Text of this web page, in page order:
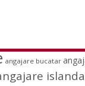
angajare bucatar
islanda